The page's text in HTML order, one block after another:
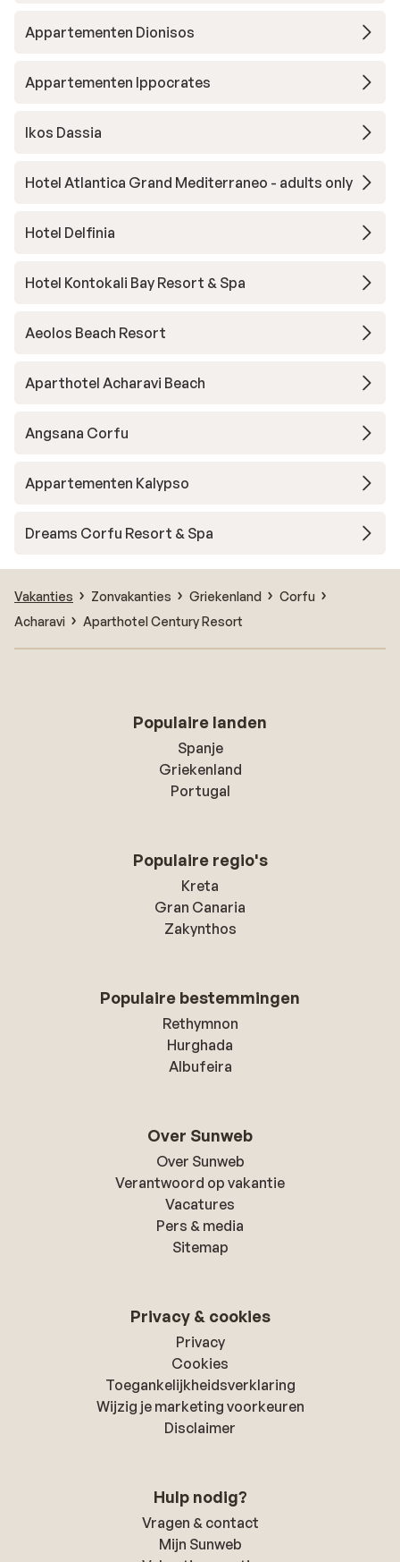
Appartementen Dionisos
Appartementen Ippocrates
Ikos Dassia
Hotel Atlantica Grand Mediterraneo - adults only
Hotel Delfinia
Hotel Kontokali Bay Resort & Spa
Aeolos Beach Resort
Aparthotel Acharavi Beach
Angsana Corfu
Appartementen Kalypso
Dreams Corfu Resort & Spa
Vakanties Zonvakanties Griekenland
Corfu
Acharavi
Aparthotel Century Resort
Populaire landen
Spanje
Griekenland
Portugal
Populaire regio's
Kreta
Gran Canaria
Zakynthos
Populaire bestemmingen
Rethymnon
Hurghada
Albufeira
Over Sunweb
Over Sunweb
Verantwoord op vakantie
Vacatures
Pers & media
Sitemap
Privacy & cookies
Privacy
Cookies
Toegankelijkheidsverklaring
Wijzig je marketing voorkeuren
Disclaimer
Hulp nodig?
Vragen & contact
Mijn Sunweb